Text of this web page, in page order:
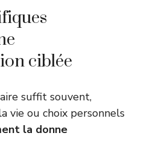
ciblée
suffit souvent,
vie ou choix personnels
la donne